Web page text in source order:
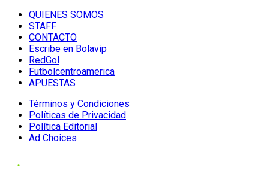
QUIENES SOMOS
STAFF
CONTACTO
Escribe en Bolavip
RedGol
Futbolcentroamerica
APUESTAS
Términos y Condiciones
Políticas de Privacidad
Política Editorial
Ad Choices